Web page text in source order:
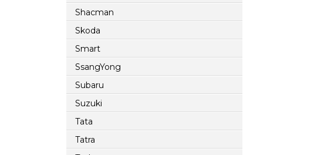
Shacman
Skoda
Smart
SsangYong
Subaru
Suzuki
Tata
Tatra